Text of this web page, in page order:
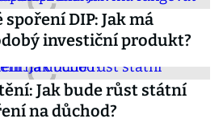
DIP: Jak má
investiční produkt?
Jak bude růst státní
na důchod?